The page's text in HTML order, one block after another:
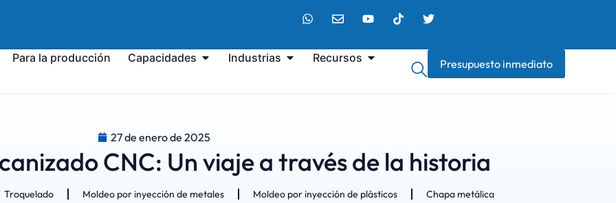
Para la producción Capacidades Industrias Recursos Presupuesto inmediato
27 de enero de 2025
CNC: Un viaje a través de la historia
Troquelado Moldeo por inyección de metales Moldeo por inyección de plásticos Chapa metálica